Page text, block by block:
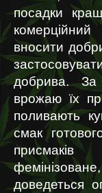
посадки
вносити
добрива. За
врожаю їх
поливають
смак
доведеться